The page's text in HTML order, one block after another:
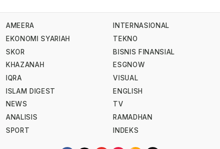
AMEERA
EKONOMI SYARIAH
SKOR
KHAZANAH
IQRA
ISLAM DIGEST
NEWS
ANALISIS
SPORT
INTERNASIONAL
TEKNO
BISNIS FINANSIAL
ESGNOW
VISUAL
ENGLISH
TV
RAMADHAN
INDEKS